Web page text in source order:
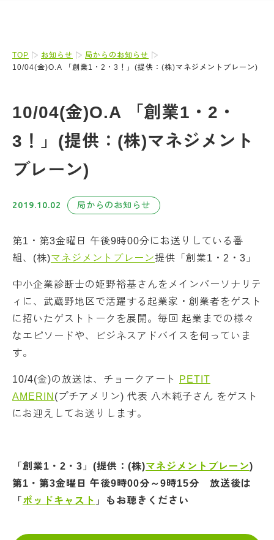
TOP お知らせ
局からのお知らせ
10/04(金)O.A 「創業1・2・3！」(提供：(株)マネジメントブレーン)
10/04(金)O.A 「創業1・2・
3！」(提供：(株)マネジメント
ブレーン)
2019.10.02 局からのお知らせ
第1・第3金曜日 午後9時00分にお送りしている番
組、(株)マネジメントブレーン提供「創業1・2・3」
中小企業診断士の姫野裕基さんをメインパーソナリテ
ィに、武蔵野地区で活躍する起業家・創業者をゲスト
に招いたゲストトークを展開。毎回 起業までの様々
なエピソードや、ビジネスアドバイスを伺っていま
す。
10/4(金)の放送は、チョークアート
PETIT
AMERIN (プチアメリン) 代表 八木純子さん をゲスト
にお迎えしてお送りします。
「創業1・2・3」(提供：(株)マネジメントブレーン)
第1・第3金曜日 午後9時00分～9時15分 放送後は
「 ポッドキャスト 」もお聴きください